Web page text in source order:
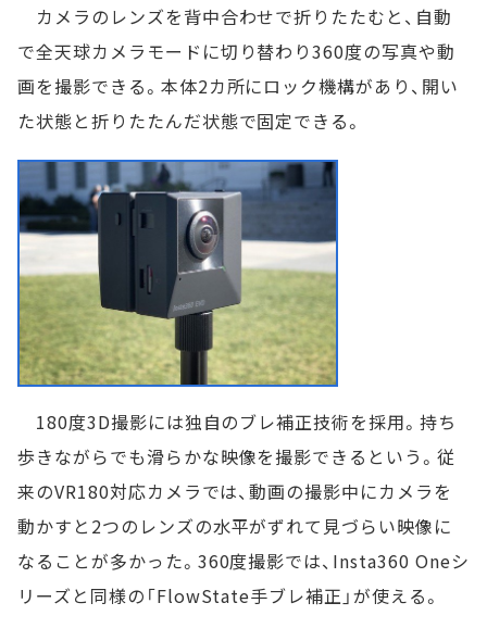
カメラのレンズを背中合わせで折りたたむと、自動
で全天球カメラモードに切り替わり360度の写真や動
画を撮影できる。本体2カ所にロック機構があり、開い
た状態と折りたたんだ状態で固定できる。
180度3D撮影には独自のブレ補正技術を採用。持ち
歩きながらでも滑らかな映像を撮影できるという。従
来のVR180対応カメラでは、動画の撮影中にカメラを
動かすと2つのレンズの水平がずれて見づらい映像に
なることが多かった。360度撮影では、Insta360 Oneシ
リーズと同様の「FlowState手ブレ補正」が使える。